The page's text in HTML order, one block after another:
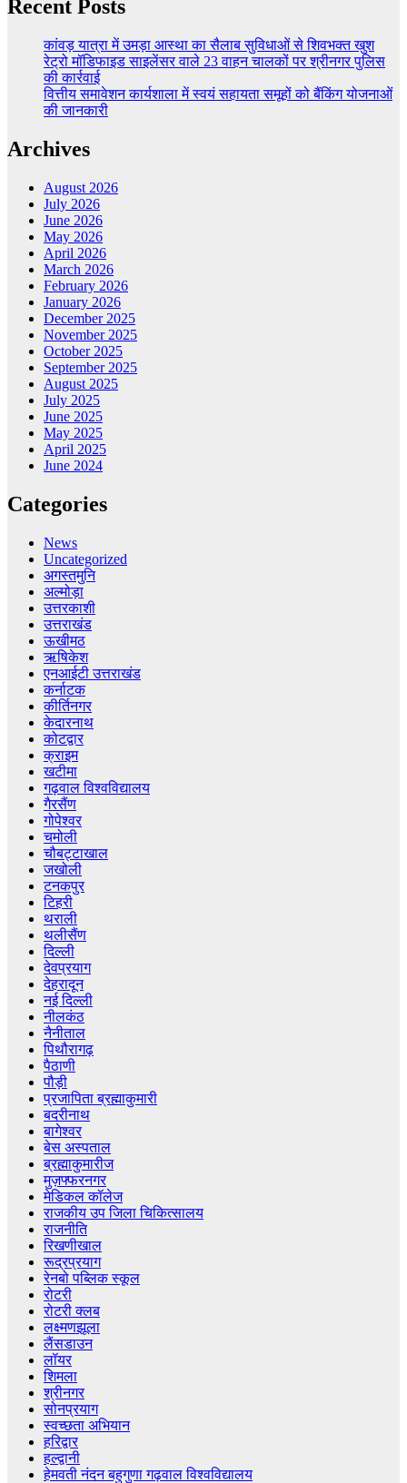
Recent Posts
कांवड़ यात्रा में उमड़ा आस्था का सैलाब सुविधाओं से शिवभक्त खुश
रेट्रो मॉडिफाइड साइलेंसर वाले 23 वाहन चालकों पर श्रीनगर पुलिस
की कार्रवाई
वित्तीय समावेशन कार्यशाला में स्वयं सहायता समूहों को बैंकिंग योजनाओं
की जानकारी
Archives
August 2026
July 2026
June 2026
May 2026
April 2026
March 2026
February 2026
January 2026
December 2025
November 2025
October 2025
September 2025
August 2025
July 2025
June 2025
May 2025
April 2025
June 2024
Categories
News
Uncategorized
अगस्तमुनि
अल्मोड़ा
उत्तरकाशी
उत्तराखंड
ऊखीमठ
ऋषिकेश
एनआईटी उत्तराखंड
कर्नाटक
कीर्तिनगर
केदारनाथ
कोटद्वार
क्राइम
खटीमा
गढ़वाल विश्वविद्यालय
गैरसैंण
गोपेश्वर
चमोली
चौबट्टाखाल
जखोली
टनकपुर
टिहरी
थराली
थलीसैंण
दिल्ली
देवप्रयाग
देहरादून
नई दिल्ली
नीलकंठ
नैनीताल
पिथौरागढ़
पैठाणी
पौड़ी
प्रजापिता ब्रह्माकुमारी
बदरीनाथ
बागेश्वर
बेस अस्पताल
ब्रह्माकुमारीज
मुज़फ्फरनगर
मेडिकल कॉलेज
राजकीय उप जिला चिकित्सालय
राजनीति
रिखणीखाल
रूद्रप्रयाग
रेनबो पब्लिक स्कूल
रोटरी
रोटरी क्लब
लक्ष्मणझूला
लैंसडाउन
लॉयर
शिमला
श्रीनगर
सोनप्रयाग
स्वच्छता अभियान
हरिद्वार
हल्द्वानी
हेमवती नंदन बहुगुणा गढ़वाल विश्वविद्यालय